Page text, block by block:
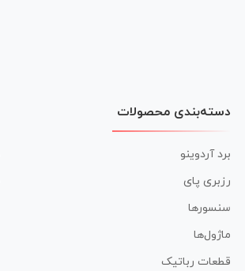
دسته‌بندی محصولات
برد آردوینو
رزبری پای
سنسورها
ماژول‌ها
قطعات رباتیک